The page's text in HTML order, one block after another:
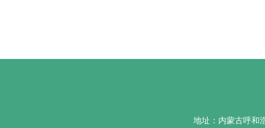
地址：内蒙古呼和